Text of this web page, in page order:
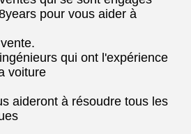
pour vous aider à
qui ont l'expérience
voiture
aideront à résoudre tous les